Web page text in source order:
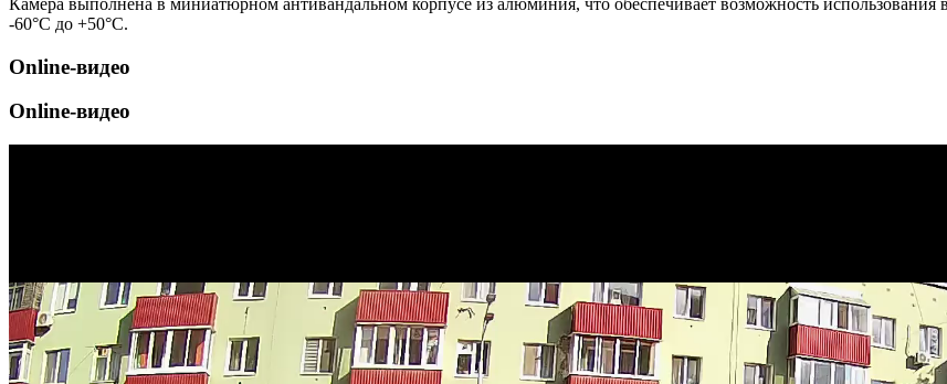
Камера выполнена в миниатюрном антивандальном корпусе из алюминия, что обеспечивает возможность
-60°С до +50°С.
Online-видео
Online-видео